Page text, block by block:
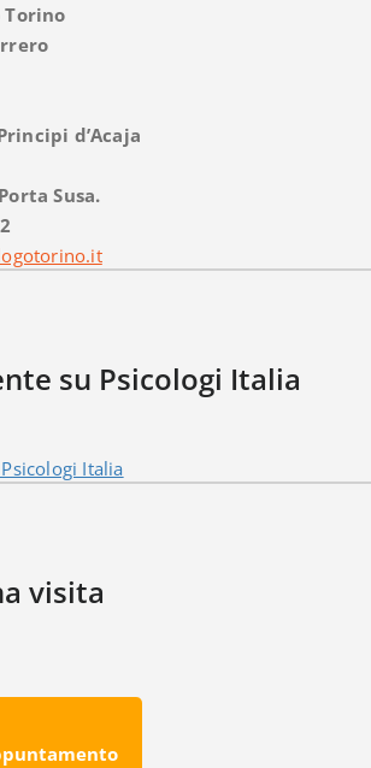
Torino
d’Acaja
Susa.
su Psicologi Italia
Italia
visita